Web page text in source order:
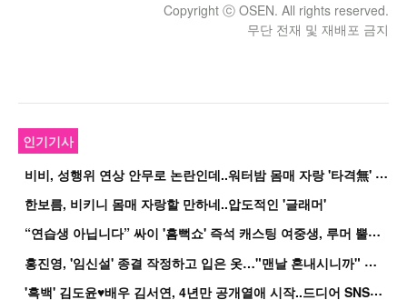
Copyright ⓒ OSEN. All rights reserved.
무단 전재 및 재배포 금지
인기기사
비
비, 성행위 연상 안무로 논란인데..워터밤 몸매 자랑 '타격無' 근황
한보름, 비키니 몸매 자랑할 만하네..압도적인 '글래머'
“
연습생 아닙니다” 싸이 '흠뻑쇼' 즉석 캐스팅 여중생, 루머 뿔났다[Oh!쎈 이...
홍
진영, '임신설' 종결 작정하고 입은 옷…"맨날 혼내시니까" 억울
'
흑백' 김도윤♥배우 김서연, 4년만 공개열애 시작..드디어 SNS에 노출 [핫피...